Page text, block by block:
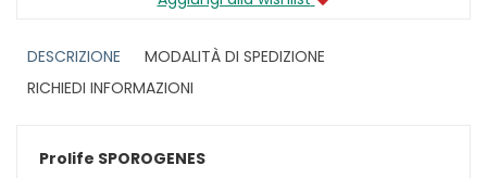
DESCRIZIONE
MODALITÀ DI SPEDIZIONE
RICHIEDI INFORMAZIONI
Prolife SPOROGENES